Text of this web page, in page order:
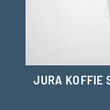
JURA KOFFIE